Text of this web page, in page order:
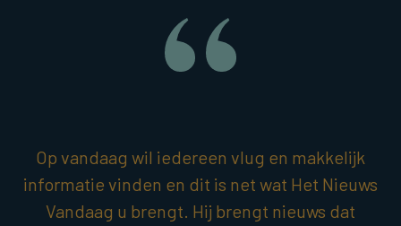
Op vandaag wil iedereen vlug en makkelijk
informatie vinden en dit is net wat Het Nieuws
Vandaag u brengt. Hij brengt nieuws dat